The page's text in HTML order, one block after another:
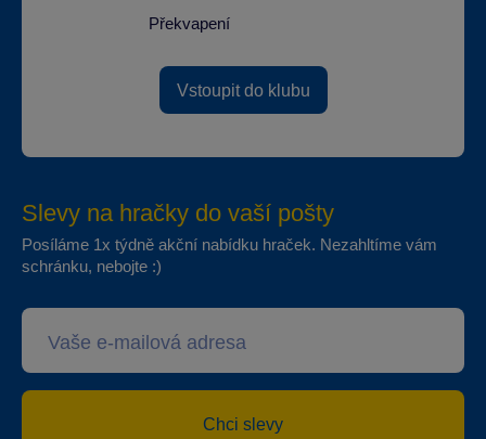
Překvapení
Vstoupit do klubu
Slevy na hračky do vaší pošty
Posíláme 1x týdně akční nabídku hraček. Nezahltíme vám
schránku, nebojte :)
Chci slevy